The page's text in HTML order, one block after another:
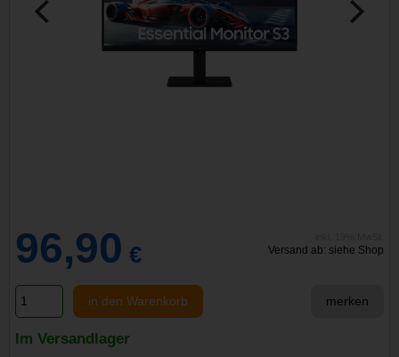
96,90 € Versand ab: siehe Shop
in den Warenkorb merken
Im Versandlager